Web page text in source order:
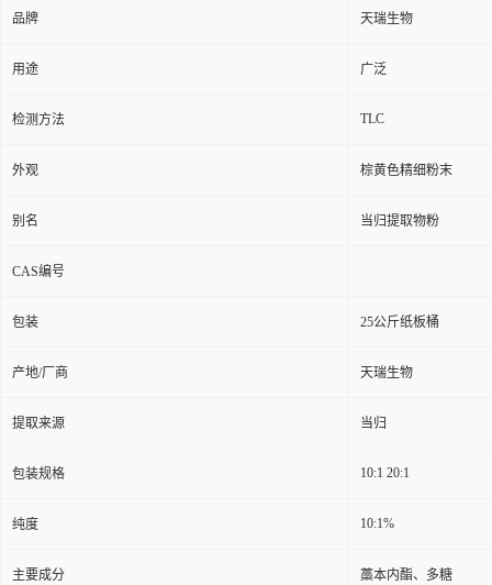
品牌 天瑞生物
用途 广泛
检测方法 TLC
外观 棕黄色精细粉末
别名 当归提取物粉
CAS编号
包装 25公斤纸板桶
产地/厂商 天瑞生物
提取来源 当归
包装规格 10:1 20:1
纯度 10:1%
主要成分 藁本内酯、多糖